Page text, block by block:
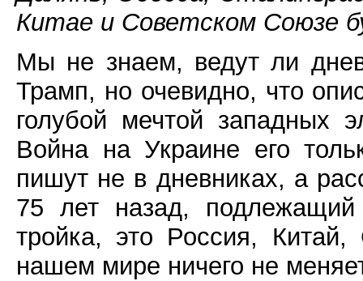
Китае и Советском Союзе
Мы не знаем, ведут ли
Трамп, но очевидно, что
голубой мечтой западных
Война на Украине его
пишут не в дневниках, а
75 лет назад,
тройка, это Россия,
нашем мире ничего не